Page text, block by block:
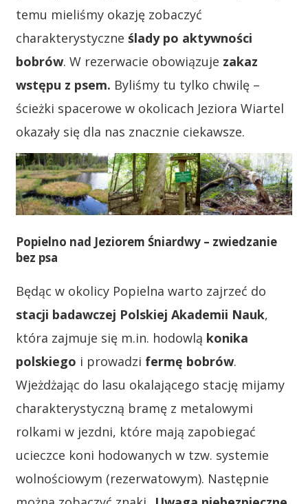
temu mieliśmy okazję zobaczyć
charakterystyczne ślady po aktywności
bobrów. W rezerwacie obowiązuje zakaz
wstępu z psem. Byliśmy tu tylko chwilę –
ścieżki spacerowe w okolicach Jeziora Wiartel
okazały się dla nas znacznie ciekawsze.
Popielno nad Jeziorem Śniardwy – zwiedzanie
bez psa
Będąc w okolicy Popielna warto zajrzeć do
stacji badawczej Polskiej Akademii Nauk,
która zajmuje się m.in. hodowlą konika
polskiego i prowadzi fermę bobrów.
Wjeżdżając do lasu okalającego stację mijamy
charakterystyczną bramę z metalowymi
rolkami w jezdni, które mają zapobiegać
ucieczce koni hodowanych w tzw. systemie
wolnościowym (rezerwatowym). Następnie